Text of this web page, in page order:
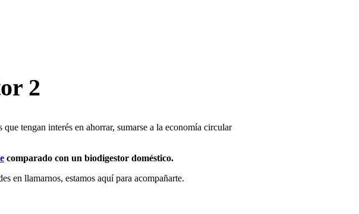
2
tengan interés en ahorrar, sumarse a la economía circular
comparado con un biodigestor doméstico.
en llamarnos, estamos aquí para acompañarte.